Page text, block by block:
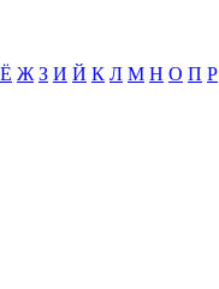
Ё Ж З И Й К Л М Н О П Р